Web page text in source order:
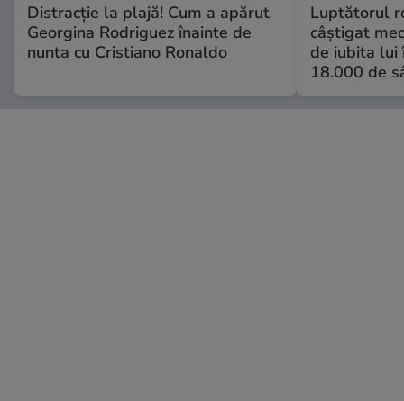
Distracție la plajă! Cum a apărut
Georgina Rodriguez înainte de
nunta cu Cristiano Ronaldo
Luptătorul
câștigat
de iubita lui
18.000 de